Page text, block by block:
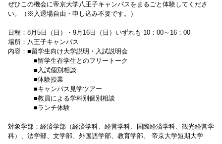
ぜひこの機会に帝京大学八王子キャンパスをまるごと体験してくださ
い。（※入退場自由・申し込み不要です。）
日程：8月5日（日）・9月16日（日）いずれも 10：00～16：00
場所：八王子キャンパス
内容：■留学生向け大学説明・入試説明会
■留学生在学生とのフリートーク
■入試個別相談
■体験授業
■キャンパス見学ツアー
■教員による学科別個別相談
■ランチ体験
対象学部：経済学部（経済学科、経営学科、国際経済学科、観光経営学
科）、法学部、文学部、外国語学部、教育学部、 帝京大学短期大学